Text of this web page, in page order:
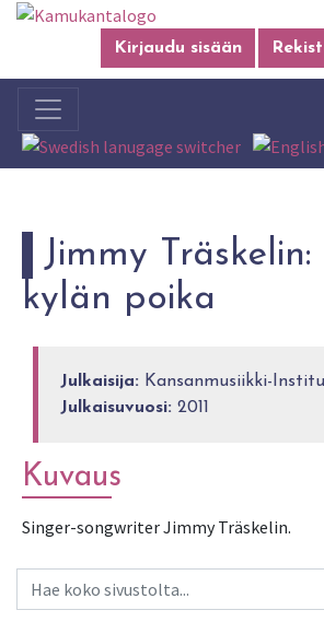
Kirjaudu sisään
Jimmy Träskelin:
kylän poika
Julkaisija: Kansanmusiikki-
Julkaisuvuosi: 2011
Kuvaus
Singer-songwriter Jimmy Träskelin.
Haku